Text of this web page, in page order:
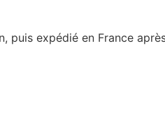
puis expédié en France